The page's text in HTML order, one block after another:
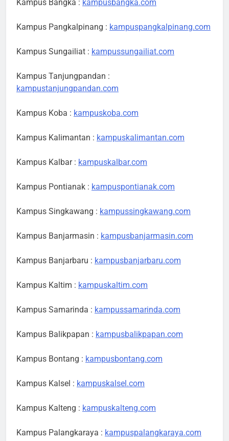
Kampus Bangka : kampusbangka.com
Kampus Pangkalpinang : kampuspangkalpinang.com
Kampus Sungailiat : kampussungailiat.com
Kampus Tanjungpandan :
kampustanjungpandan.com
Kampus Koba : kampuskoba.com
Kampus Kalimantan : kampuskalimantan.com
Kampus Kalbar : kampuskalbar.com
Kampus Pontianak : kampuspontianak.com
Kampus Singkawang : kampussingkawang.com
Kampus Banjarmasin : kampusbanjarmasin.com
Kampus Banjarbaru : kampusbanjarbaru.com
Kampus Kaltim : kampuskaltim.com
Kampus Samarinda : kampussamarinda.com
Kampus Balikpapan : kampusbalikpapan.com
Kampus Bontang : kampusbontang.com
Kampus Kalsel : kampuskalsel.com
Kampus Kalteng : kampuskalteng.com
Kampus Palangkaraya : kampuspalangkaraya.com